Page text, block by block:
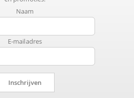
Naam
E-mailadres
Inschrijven